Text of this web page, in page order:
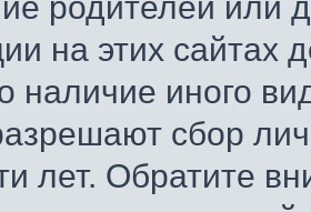
на этих сайтах
наличие иного
сбор
лет. Обратите